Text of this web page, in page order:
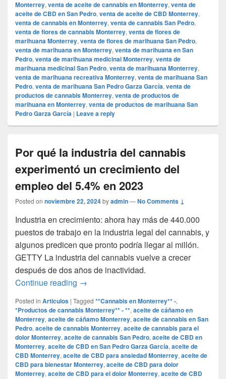
Monterrey, venta de aceite de cannabis en Monterrey, venta de
aceite de CBD en San Pedro, venta de aceite de CBD Monterrey,
venta de cannabis en Monterrey, venta de cannabis San Pedro,
venta de flores de cannabis Monterrey, venta de flores de
marihuana Monterrey, venta de flores de marihuana San Pedro,
venta de marihuana en Monterrey, venta de marihuana en San
Pedro, venta de marihuana medicinal Monterrey, venta de
marihuana medicinal San Pedro, venta de marihuana Monterrey,
venta de marihuana recreativa Monterrey, venta de marihuana San
Pedro, venta de marihuana San Pedro Garza García, venta de
productos de cannabis Monterrey, venta de productos de
marihuana en Monterrey, venta de productos de marihuana San
Pedro Garza García | Leave a reply
Por qué la industria del cannabis
experimentó un crecimiento del
empleo del 5.4% en 2023
Posted on noviembre 22, 2024byadmin—No Comments ↓
Industria en crecimiento: ahora hay más de 440.000
puestos de trabajo en la industria legal del cannabis, y
algunos predicen que pronto podría llegar al millón.
GETTY La industria del cannabis vuelve a crecer
después de dos años de inactividad.
Continue reading Por qué la industria del cannabis
→
Posted in Articulos | Tagged **Cannabis en Monterrey** -,
*Productos de cannabis Monterrey** - **, aceite de cáñamo en
Monterrey, aceite de cáñamo Monterrey, aceite de cannabis en San
Pedro, aceite de cannabis Monterrey, aceite de cannabis para el
dolor Monterrey, aceite de cannabis San Pedro, aceite de CBD en
Monterrey, aceite de CBD en San Pedro Garza García, aceite de
CBD Monterrey, aceite de CBD para ansiedad Monterrey, aceite de
CBD para bienestar Monterrey, aceite de CBD para dolor
Monterrey, aceite de CBD para el dolor Monterrey, aceite de CBD